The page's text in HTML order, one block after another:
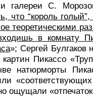
галереи С.
что “король
теоретическими
в комнату
»; Сергей Булгаков
Пикассо
натюрморты
ощущали